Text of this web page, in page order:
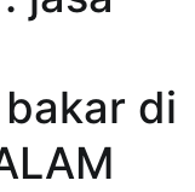
di